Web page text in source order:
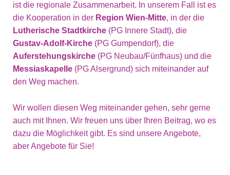
ist die regionale Zusammenarbeit. In unserem Fall ist es
die Kooperation in der Region Wien-Mitte, in der die
Lutherische Stadtkirche (PG Innere Stadt), die
Gustav-Adolf-Kirche (PG Gumpendorf), die
Auferstehungskirche (PG Neubau/Fünfhaus) und die
Messiaskapelle (PG Alsergrund) sich miteinander auf
den Weg machen.
Wir wollen diesen Weg miteinander gehen, sehr gerne
auch mit Ihnen. Wir freuen uns über Ihren Beitrag, wo es
dazu die Möglichkeit gibt. Es sind unsere Angebote,
aber Angebote für Sie!